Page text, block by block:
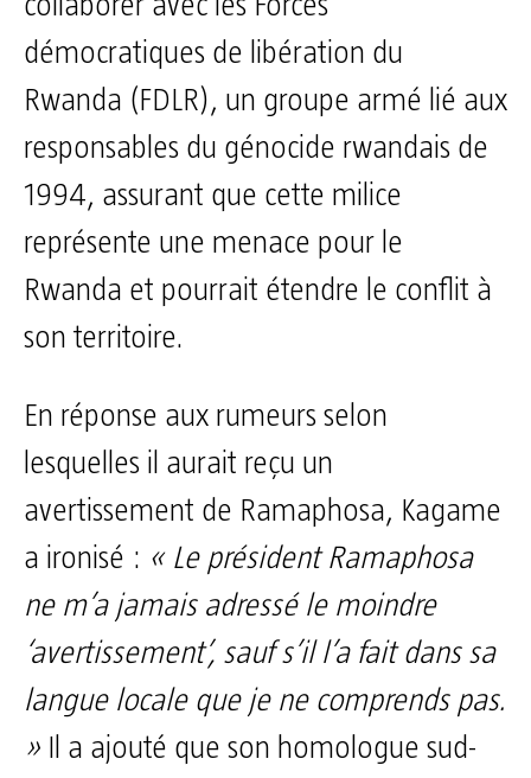
démocratiques de libération du
Rwanda (FDLR), un groupe armé lié aux
responsables du génocide rwandais de
1994, assurant que cette milice
représente une menace pour le
Rwanda et pourrait étendre le conflit à
son territoire.
En réponse aux rumeurs selon
lesquelles il aurait reçu un
avertissement de Ramaphosa, Kagame
a ironisé : « Le président Ramaphosa
ne m’a jamais adressé le moindre
‘avertissement’, sauf s’il l’a fait dans sa
langue locale que je ne comprends pas.
» Il a ajouté que son homologue sud-